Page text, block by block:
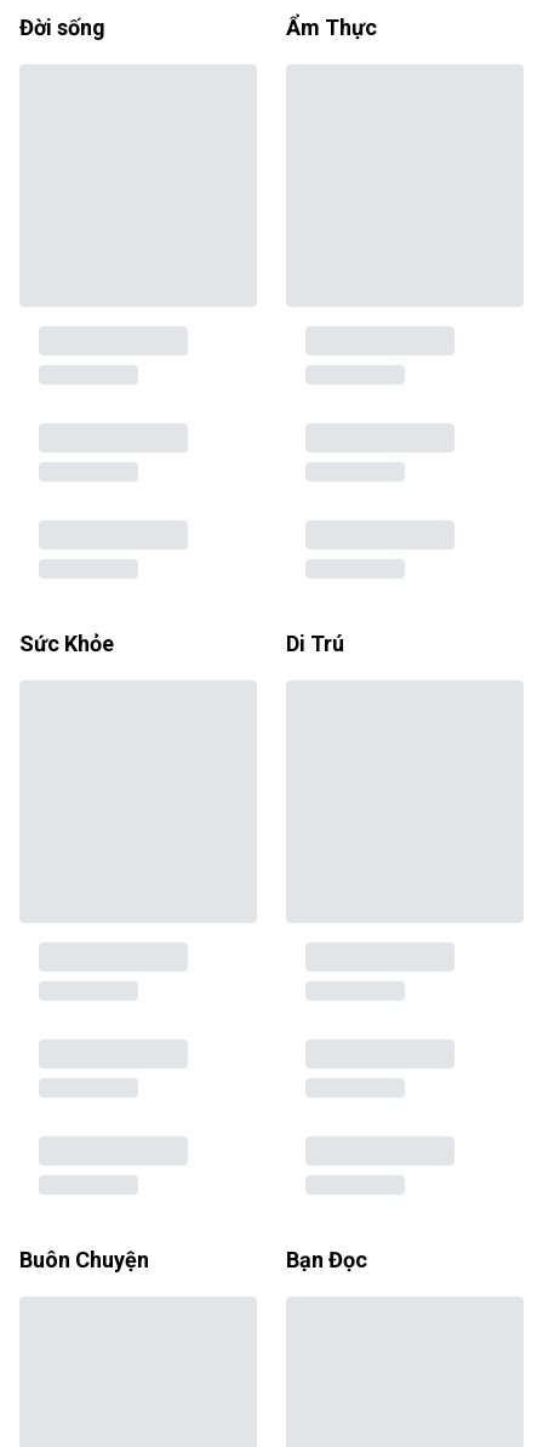
Đời sống Ẩm Thực
Sức Khỏe Di Trú
Buôn Chuyện Bạn Đọc